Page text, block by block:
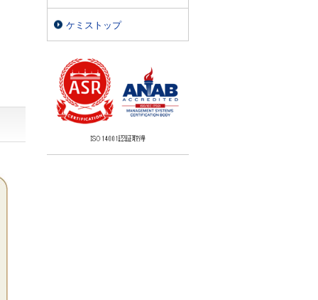
ケミストップ